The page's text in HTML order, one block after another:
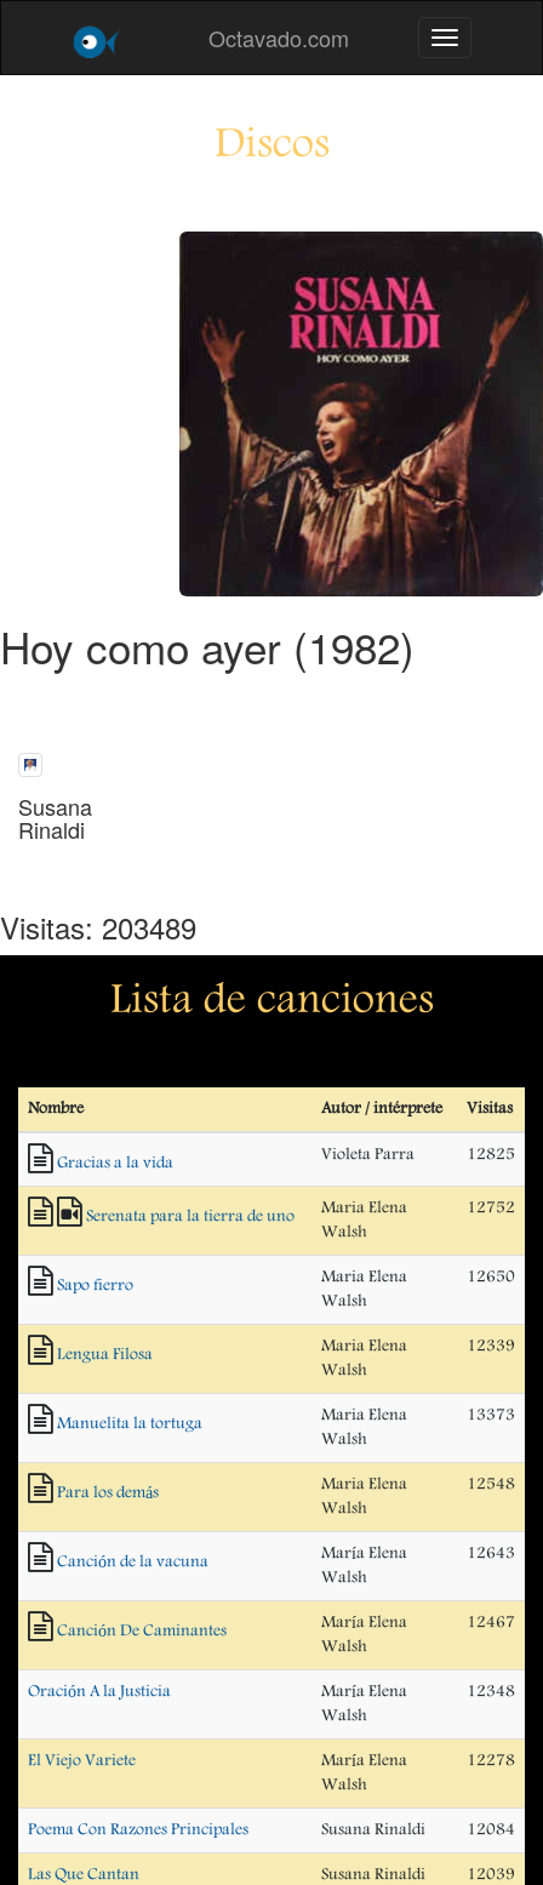
Octavado.com Toggle
Discos
Hoy como ayer (1982)
Susana
Rinaldi
Visitas: 203489
Lista de canciones
Nombre Autor / intérprete Visitas
Gracias a la vida Violeta Parra 12825
Serenata para la tierra de uno
Maria Elena
Walsh
12752
Sapo fierro
Maria Elena
Walsh
12650
Lengua Filosa
Maria Elena
Walsh
12339
Manuelita la tortuga
Maria Elena
Walsh
13373
Para los demás
Maria Elena
Walsh
12548
Canción de la vacuna
María Elena
Walsh
12643
Canción De Caminantes
María Elena
Walsh
12467
Oración A la Justicia
María Elena
Walsh
12348
El Viejo Variete
María Elena
Walsh
12278
Poema Con Razones Principales Susana Rinaldi 12084
Las Que Cantan Susana Rinaldi 12039